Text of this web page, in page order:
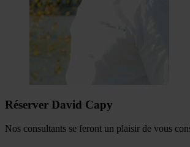
Réserver David Capy
Nos consultants se feront un plaisir de vous